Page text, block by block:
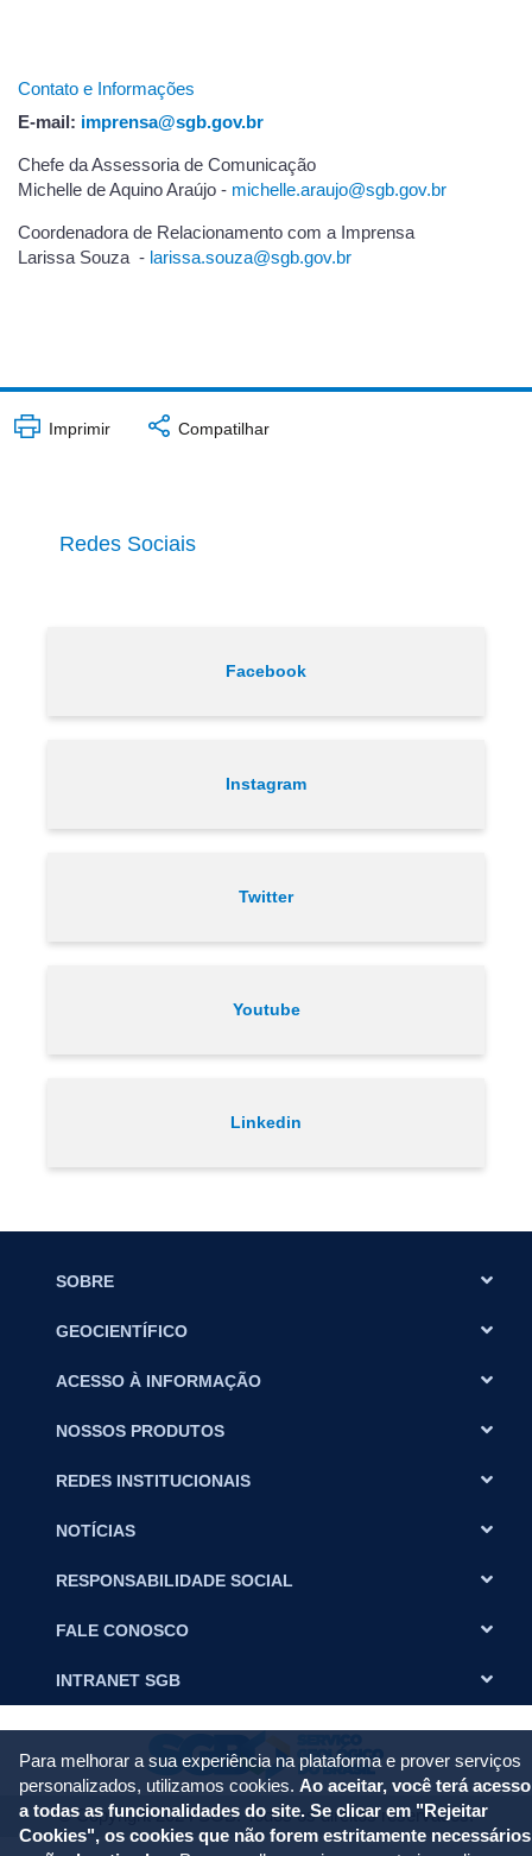
Contato e Informações
E-mail: imprensa@sgb.gov.br
Chefe da Assessoria de Comunicação
Michelle de Aquino Araújo - michelle.araujo@sgb.gov.br
Coordenadora de Relacionamento com a Imprensa
Larissa Souza - arissa.souza@sgb.gov.br
Imprimir Compatilhar
Redes Sociais
Facebook
Instagram
Twitter
Youtube
Linkedin
SOBRE
GEOCIENTÍFICO
ACESSO À INFORMAÇÃO
NOSSOS PRODUTOS
REDES INSTITUCIONAIS
NOTÍCIAS
RESPONSABILIDADE SOCIAL
FALE CONOSCO
INTRANET SGB
© Copyright 2024 SGB. Todos os direitos reservados.
Para melhorar a sua experiência na plataforma e prover serviços
personalizados, utilizamos cookies. Ao aceitar, você terá acesso
a todas as funcionalidades do site. Se clicar em "Rejeitar
Cookies", os cookies que não forem estritamente necessários